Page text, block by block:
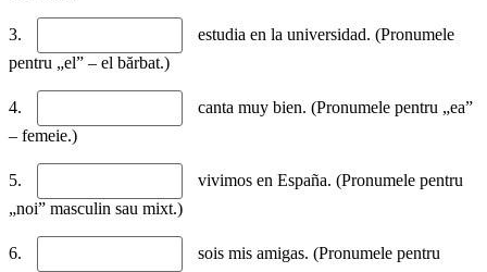
3.
estudia en la universidad. (Pronumele
pentru „el” – el bărbat.)
4.
canta muy bien. (Pronumele pentru „ea”
– femeie.)
5.
vivimos en España. (Pronumele pentru
„noi” masculin sau mixt.)
6.
sois mis amigas. (Pronumele pentru